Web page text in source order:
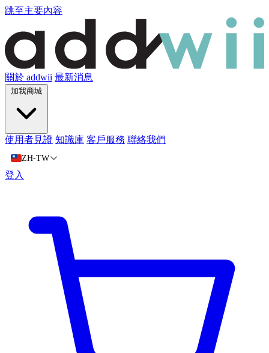
跳至主要內容
關於 addwii 最新消息
加我商城
使用者見證 知識庫 客戶服務 聯絡我們
ZH-TW
登入